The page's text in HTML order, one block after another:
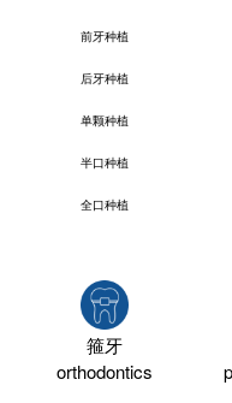
前牙种植
后牙种植
单颗种植
半口种植
全口种植
箍牙
orthodontics